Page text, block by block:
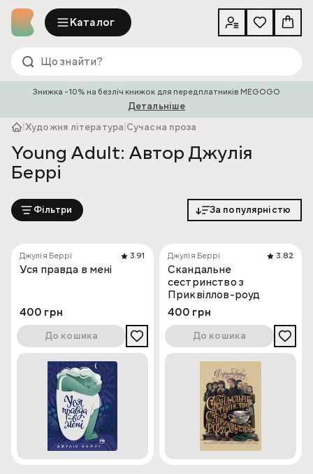
Каталог
Знижка -10% на безліч книжок для передплатників MEGOGO
Детальніше
|Художня література Сучасна проза
Young Adult: Автор Джулія
Беррі
Фільтри За популярністю
Джулія Беррі 3.91
Уся правда в мені
400 грн
До кошика
Джулія Беррі 3.82
Скандальне
сестринство з
Приквіллов-роуд
400 грн
До кошика